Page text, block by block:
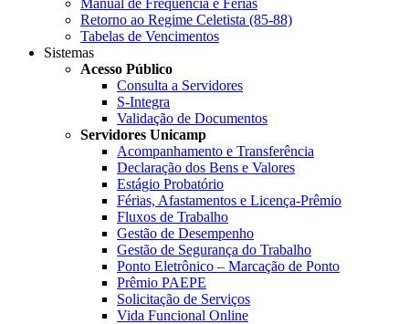
Manual de Frequência e Férias
Retorno ao Regime Celetista (85-88)
Tabelas de Vencimentos
Sistemas
Acesso Público
Consulta a Servidores
S-Integra
Validação de Documentos
Servidores Unicamp
Acompanhamento e Transferência
Declaração dos Bens e Valores
Estágio Probatório
Férias, Afastamentos e Licença-Prêmio
Fluxos de Trabalho
Gestão de Desempenho
Gestão de Segurança do Trabalho
Ponto Eletrônico – Marcação de Ponto
Prêmio PAEPE
Solicitação de Serviços
Vida Funcional Online